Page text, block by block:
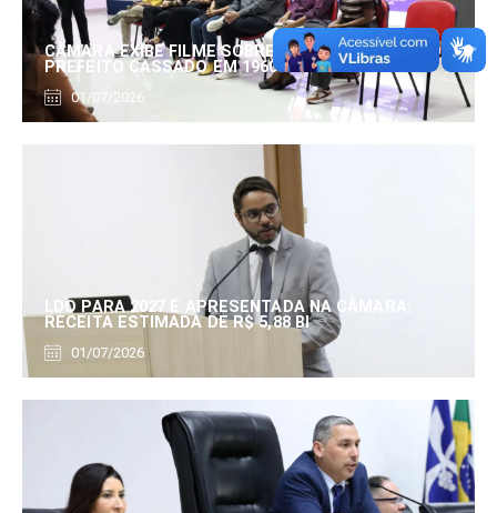
CÂMARA EXIBE FILME SOBRE EDUARDO SERRANO,
PREFEITO CASSADO EM 1960
01/07/2026
LDO PARA 2027 É APRESENTADA NA CÂMARA:
RECEITA ESTIMADA DE R$ 5,88 BI
01/07/2026